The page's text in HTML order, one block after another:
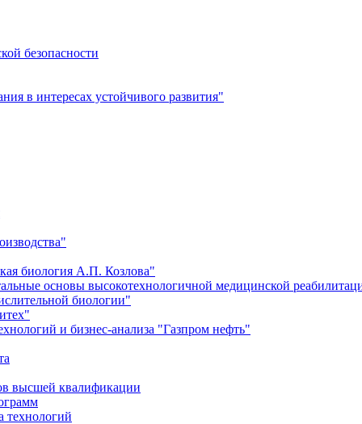
безопасности
в интересах устойчивого развития"
биология А.П. Козлова"
основы высокотехнологичной медицинской
биологии"
и бизнес-анализа "Газпром нефть"
высшей квалификации
технологий